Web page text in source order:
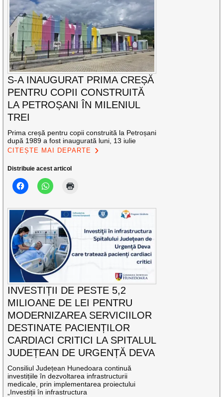
S-A INAUGURAT PRIMA CREȘĂ
PENTRU COPII CONSTRUITĂ
LA PETROȘANI ÎN MILENIUL
TREI
Prima creșă pentru copii construită la Petroșani
după 1989 a fost inaugurată luni, 13 iulie
CITEȘTE MAI DEPARTE
Distribuie acest articol
INVESTIȚII DE PESTE 5,2
MILIOANE DE LEI PENTRU
MODERNIZAREA SERVICIILOR
DESTINATE PACIENȚILOR
CARDIACI CRITICI LA SPITALUL
JUDEȚEAN DE URGENȚĂ DEVA
Consiliul Județean Hunedoara continuă
investițiile în dezvoltarea infrastructurii
medicale, prin implementarea proiectului
„Investiții în infrastructura